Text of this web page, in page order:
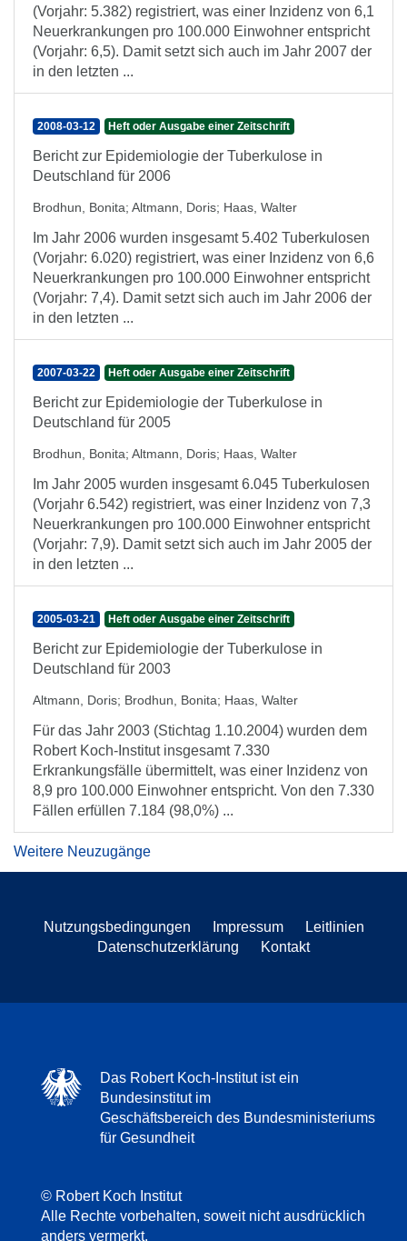
(Vorjahr: 5.382) registriert, was einer Inzidenz von 6,1
Neuerkrankungen pro 100.000 Einwohner entspricht
(Vorjahr: 6,5). Damit setzt sich auch im Jahr 2007 der
in den letzten ...
2008-03-12 Heft oder Ausgabe einer Zeitschrift
Bericht zur Epidemiologie der Tuberkulose in
Deutschland für 2006
Brodhun, Bonita; Altmann, Doris; Haas, Walter
Im Jahr 2006 wurden insgesamt 5.402 Tuberkulosen
(Vorjahr: 6.020) registriert, was einer Inzidenz von 6,6
Neuerkrankungen pro 100.000 Einwohner entspricht
(Vorjahr: 7,4). Damit setzt sich auch im Jahr 2006 der
in den letzten ...
2007-03-22 Heft oder Ausgabe einer Zeitschrift
Bericht zur Epidemiologie der Tuberkulose in
Deutschland für 2005
Brodhun, Bonita; Altmann, Doris; Haas, Walter
Im Jahr 2005 wurden insgesamt 6.045 Tuberkulosen
(Vorjahr 6.542) registriert, was einer Inzidenz von 7,3
Neuerkrankungen pro 100.000 Einwohner entspricht
(Vorjahr: 7,9). Damit setzt sich auch im Jahr 2005 der
in den letzten ...
2005-03-21 Heft oder Ausgabe einer Zeitschrift
Bericht zur Epidemiologie der Tuberkulose in
Deutschland für 2003
Altmann, Doris; Brodhun, Bonita; Haas, Walter
Für das Jahr 2003 (Stichtag 1.10.2004) wurden dem
Robert Koch-Institut insgesamt 7.330
Erkrankungsfälle übermittelt, was einer Inzidenz von
8,9 pro 100.000 Einwohner entspricht. Von den 7.330
Fällen erfüllen 7.184 (98,0%) ...
Weitere Neuzugänge
Nutzungsbedingungen Impressum
Leitlinien
Datenschutzerklärung
Kontakt
Das Robert Koch-Institut ist ein
Bundesinstitut im
Geschäftsbereich des Bundesministeriums
für Gesundheit
© Robert Koch Institut
Alle Rechte vorbehalten, soweit nicht ausdrücklich
anders vermerkt.